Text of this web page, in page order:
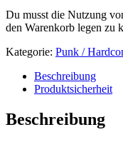
Du musst die Nutzung
den Warenkorb legen zu
Kategorie: Punk /
Beschreibung
Produktsicherheit
Beschreibung